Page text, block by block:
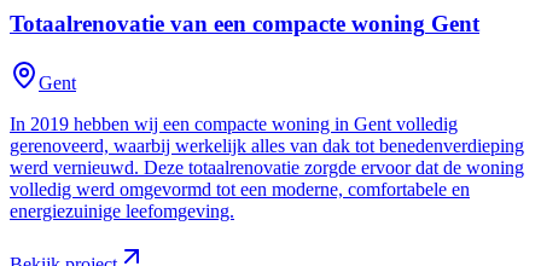
Totaalrenovatie van een compacte woning Gent
Gent
In 2019 hebben wij een compacte woning in Gent volledig
gerenoveerd, waarbij werkelijk alles van dak tot benedenverdieping
werd vernieuwd. Deze totaalrenovatie zorgde ervoor dat de woning
volledig werd omgevormd tot een moderne, comfortabele en
energiezuinige leefomgeving.